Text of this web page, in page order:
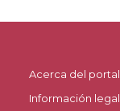
Acerca del portal
Información legal